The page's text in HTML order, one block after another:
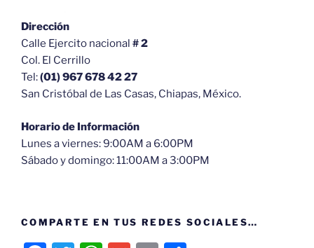
Dirección
Calle Ejercito nacional # 2
Col. El Cerrillo
Tel:(01) 967 678 42 27
San Cristóbal de Las Casas, Chiapas, México.
Horario de Información
Lunes a viernes: 9:00AM a 6:00PM
Sábado y domingo: 11:00AM a 3:00PM
COMPARTE EN TUS REDES SOCIALES…